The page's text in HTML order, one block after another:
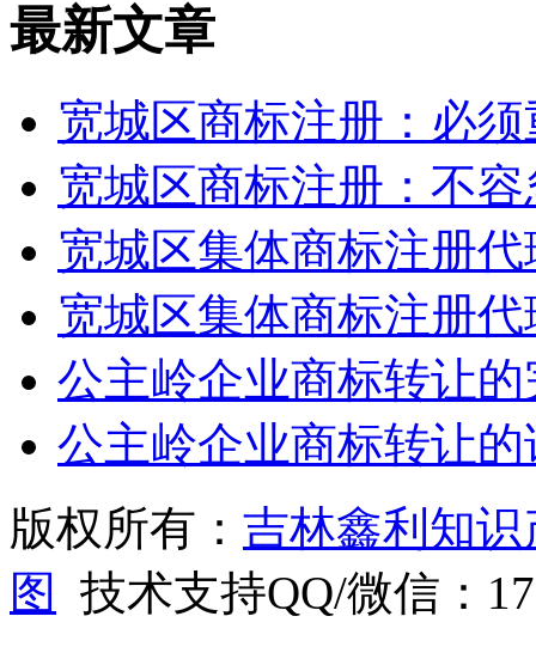
最新文章
宽城区商标注册：必
宽城区商标注册：不
宽城区集体商标注册
宽城区集体商标注册
公主岭企业商标转让
公主岭企业商标转让
版权所有： 吉林鑫利知
图
技术支持QQ/微信：